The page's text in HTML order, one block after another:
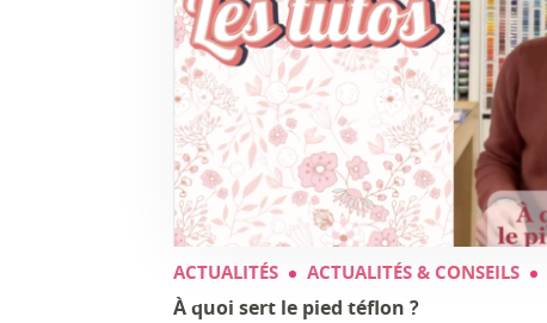
ACTUALITÉS ACTUALITÉS & CONSEILS
À quoi sert le pied téflon ?